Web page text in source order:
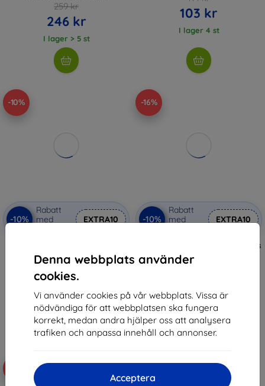
Denna webbplats använder
cookies.
Vi använder cookies på vår webbplats. Vissa är
nödvändiga för att webbplatsen ska fungera
korrekt, medan andra hjälper oss att analysera
trafiken och anpassa innehåll och annonser.
Acceptera
259 kr
246 kr
I lager > 5 st
103 kr
I lager 4 st
-10%
-10%
Rabatt
med
EXTRA10
1 059 kr
953 kr
I lager > 5 st
-16%
-10%
Rabatt
med
EXTRA10
3mk Cam Protection Hybrid glass
for DJI Osmo Action 6
136 kr
Sista varan i lager